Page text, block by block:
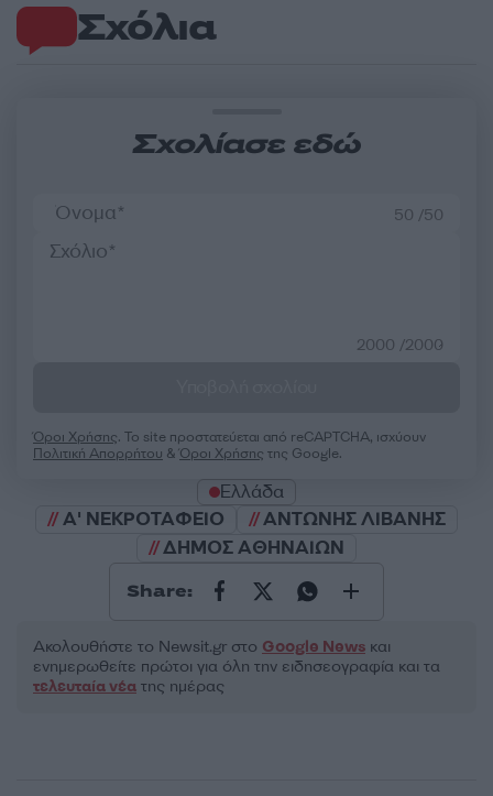
Σχόλια
Σχολίασε εδώ
50 /50
2000 /2000
Όροι Χρήσης. Το site προστατεύεται από reCAPTCHA, ισχύουν
Πολιτική Απορρήτου &Όροι Χρήσης της Google.
Ελλάδα
Α' ΝΕΚΡΟΤΑΦΕΙΟ
ΑΝΤΩΝΗΣ ΛΙΒΑΝΗΣ
ΔΗΜΟΣ ΑΘΗΝΑΙΩΝ
Share:
Ακολουθήστε το Νewsit.gr στο Google News και
ενημερωθείτε πρώτοι για όλη την ειδησεογραφία και τα
τελευταία νέα της ημέρας